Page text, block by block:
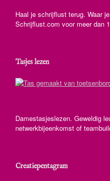
Haal je schrijflust terug. Waar
Schrijflust.com voor meer dan
Tasjes lezen
Damestasjeslezen. Geweldig
netwerkbijeenkomst of
Creatiepentagram